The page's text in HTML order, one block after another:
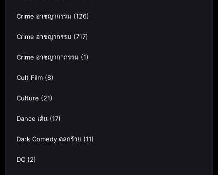
Crime อาชญากรรม (126)
Crime อาชญากรรม (717)
Crime อาชญากากรรม (1)
Cult Film (8)
Culture (21)
Dance เต้น (17)
Dark Comedy ตลกร้าย (11)
DC (2)